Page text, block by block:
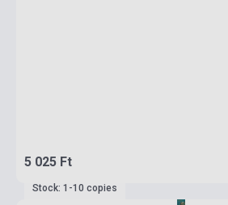
5 025 Ft
Stock: 1-10 copies